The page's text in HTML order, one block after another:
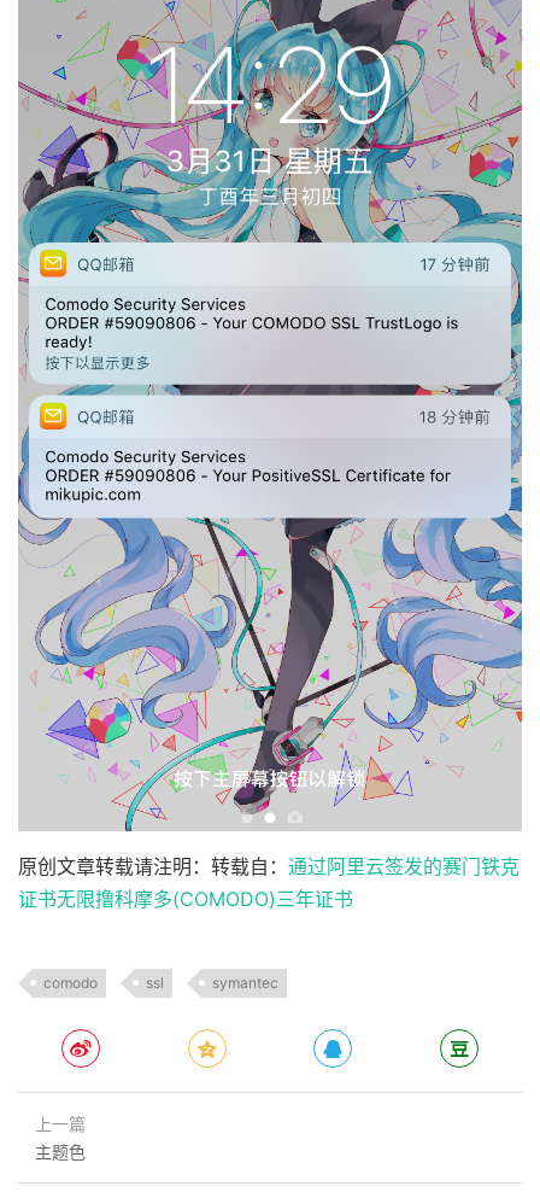
原创文章转载请注明：转载自： 通过阿里云签发的赛门铁克
证书无限撸科摩多(COMODO)三年证书
comodo ssl symantec
上一篇
主题色